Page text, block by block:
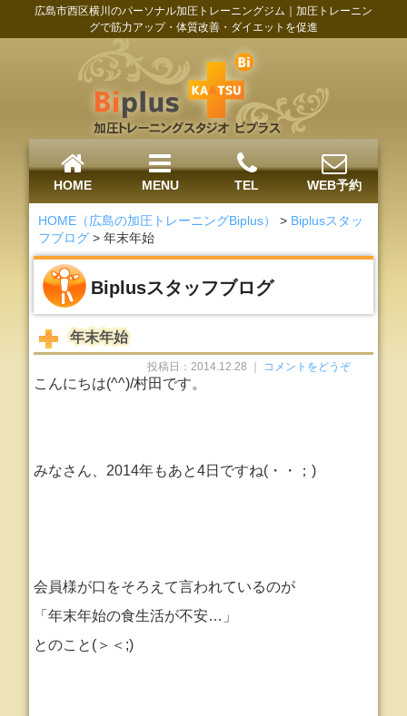
広島市西区横川のパーソナル加圧トレーニングジム｜加圧トレーニン
グで筋力アップ・体質改善・ダイエットを促進
HOME MENU TEL WEB予約
HOME（広島の加圧トレーニングBiplus） > Biplusスタッ
フブログ >年末年始
Biplusスタッフブログ
年末年始
投稿日：2014.12.28 ｜ コメントをどうぞ
こんにちは(^^)/村田です。
みなさん、2014年もあと4日ですね(・・；)
会員様が口をそろえて言われているのが
「年末年始の食生活が不安…」
とのこと(＞＜;)